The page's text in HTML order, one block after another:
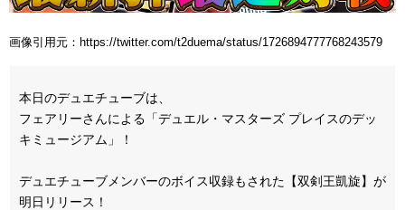
画像引用元：https://twitter.com/t2duema/status/1726894777768243579
本日のデュエチューブは、
フェアリーさんによる「デュエル・マスターズ プレイスのデッ
キミュージアム」！
デュエチューブメンバーのボイス収録もされた【双剣王凱旋】が
明日リリース！